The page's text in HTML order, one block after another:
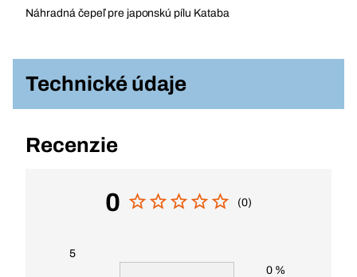
Náhradná čepeľ pre japonskú pílu Kataba
Technické údaje
Recenzie
0 (0)
5
0 %